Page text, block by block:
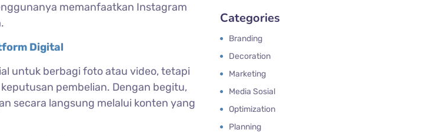
memanfaatkan Instagram
Digital
untuk berbagi foto atau video, tetapi
pembelian. Dengan begitu,
secara langsung melalui konten yang
Categories
Branding
Decoration
Marketing
Media Sosial
Optimization
Planning